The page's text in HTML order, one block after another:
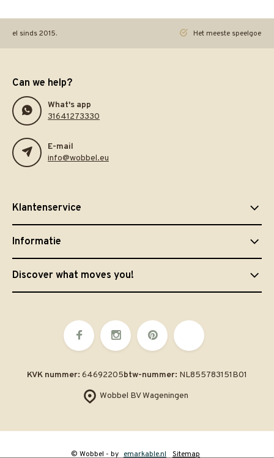
sinds 2015. Het meeste speelgoed
Can we help?
What's app
31641273330
E-mail
info@wobbel.eu
Klantenservice
Informatie
Discover what moves you!
Wobbel BV Wageningen
KVK nummer: 64692205btw-nummer: NL855783151B01
© Wobbel - by emarkable.nl Sitemap